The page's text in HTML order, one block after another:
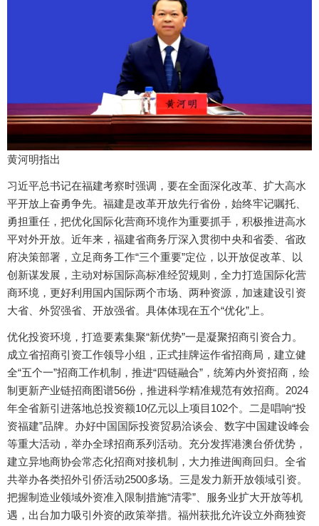
黄河明指出
习近平总书记在福建考察时强调，要在全面深化改革、扩大高水
平开放上奋勇争先。福建是改革开放先行省份，始终牢记嘱托、
勇担重任，把优化国际化营商环境作为重要抓手，积极推进高水
平对外开放。近年来，福建省商务厅深入贯彻中央和省委、省政
府决策部署，立足商务工作“三个重要”定位，以开放促改革、以
创新谋发展，主动对标国际高标准经贸规则，全力打造国际化营
商环境，更好利用国内国际两个市场、两种资源，加速建设引资
大省、外贸强省、开放强省。具体体现在五个“优化”上。
优化投资环境，打造要素集聚“新优势”一是凝聚招商引资合力。
成立省招商引资工作领导小组，正式挂牌运作省招商局，建立健
全“五个一”招商工作机制，推进“四链融合”，统筹内外资招商，绘
制更新产业链招商图谱56份，推进科学精准规范有效招商。2024
年全省新引进落地总投资额10亿元以上项目102个。二是唱响“投
资福建”品牌。办好中国国际投资贸易洽谈会、数字中国建设峰会
等重大活动，举办全球招商系列活动。充分发挥港澳台侨优势，
建立异地商协会常态化招商对接机制，大力推进闽商回归。全省
共举办各类招外引侨活动2500多场。三是发力新开放领域引资。
把握制造业领域外资准入限制措施“清零”、服务业扩大开放等机
遇，出台加力吸引外资的政策举措。福州获批允许设立外商独资